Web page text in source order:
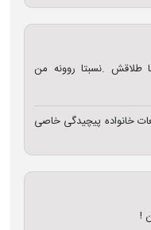
طلاقش .نسبتا روونه من
خانواده پیچیدگی خاصی
!